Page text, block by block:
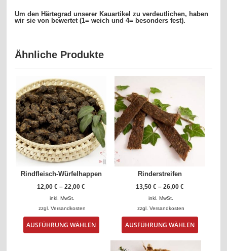
Um den Härtegrad unserer Kauartikel zu verdeutlichen, haben
wir sie von bewertet (1= weich und 4= besonders fest).
Ähnliche Produkte
Rindfleisch-Würfelhappen
12,00€ –22,00€
inkl. MwSt.
zzgl.Versandkosten
AUSFÜHRUNG WÄHLEN
Dieses
mehrere
Rinderstreifen
13,50€ –26,00€
inkl. MwSt.
zzgl.Versandkosten
AUSFÜHRUNG WÄHLEN
Dieses